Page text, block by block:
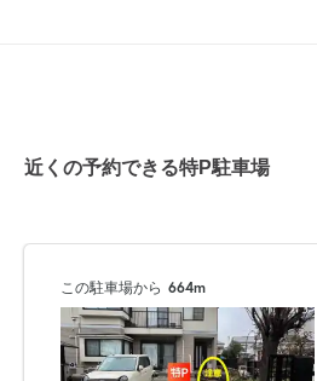
近くの予約できる特P駐車場
この駐車場から 664m